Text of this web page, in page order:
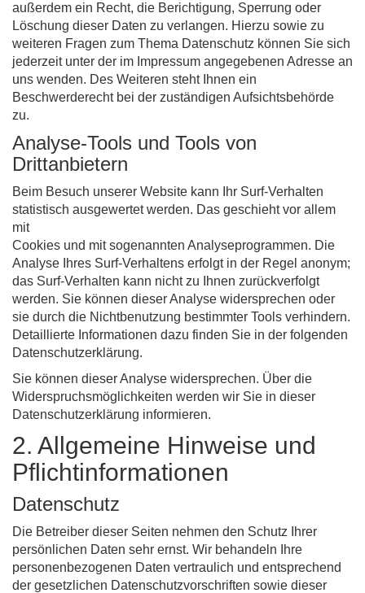
außerdem ein Recht, die Berichtigung, Sperrung oder
Löschung dieser Daten zu verlangen. Hierzu sowie zu
weiteren Fragen zum Thema Datenschutz können Sie sich
jederzeit unter der im Impressum angegebenen Adresse an
uns wenden. Des Weiteren steht Ihnen ein
Beschwerderecht bei der zuständigen Aufsichtsbehörde
zu.
Analyse-Tools und Tools von
Drittanbietern
Beim Besuch unserer Website kann Ihr Surf-Verhalten
statistisch ausgewertet werden. Das geschieht vor allem
mit
Cookies und mit sogenannten Analyseprogrammen. Die
Analyse Ihres Surf-Verhaltens erfolgt in der Regel anonym;
das Surf-Verhalten kann nicht zu Ihnen zurückverfolgt
werden. Sie können dieser Analyse widersprechen oder
sie durch die Nichtbenutzung bestimmter Tools verhindern.
Detaillierte Informationen dazu finden Sie in der folgenden
Datenschutzerklärung.
Sie können dieser Analyse widersprechen. Über die
Widerspruchsmöglichkeiten werden wir Sie in dieser
Datenschutzerklärung informieren.
2. Allgemeine Hinweise und
Pflichtinformationen
Datenschutz
Die Betreiber dieser Seiten nehmen den Schutz Ihrer
persönlichen Daten sehr ernst. Wir behandeln Ihre
personenbezogenen Daten vertraulich und entsprechend
der gesetzlichen Datenschutzvorschriften sowie dieser